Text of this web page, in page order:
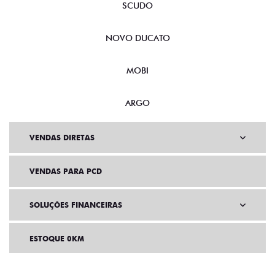
SCUDO
NOVO DUCATO
MOBI
ARGO
VENDAS DIRETAS
VENDAS PARA PCD
SOLUÇÕES FINANCEIRAS
ESTOQUE 0KM